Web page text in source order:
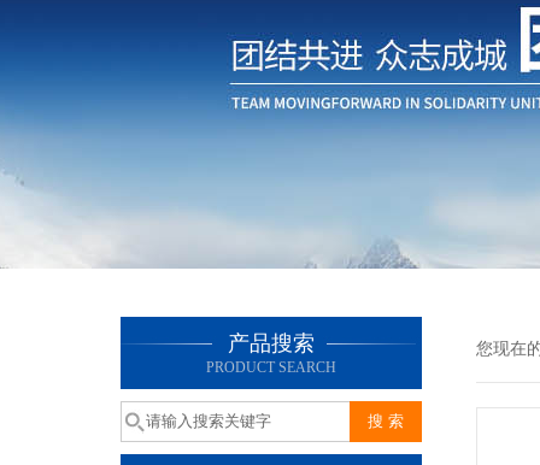
产品搜索
PRODUCT SEARCH
您现在